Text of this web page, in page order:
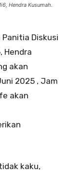
Hendra Kusumah.
Panitia Diskusi
Hendra
akan
2025 , Jam
akan
kaku,